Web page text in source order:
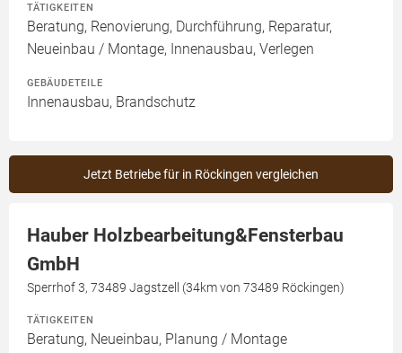
TÄTIGKEITEN
Beratung, Renovierung, Durchführung, Reparatur,
Neueinbau / Montage, Innenausbau, Verlegen
GEBÄUDETEILE
Innenausbau, Brandschutz
Jetzt Betriebe für in Röckingen vergleichen
Hauber Holzbearbeitung&Fensterbau
GmbH
Sperrhof 3, 73489 Jagstzell (34km von 73489 Röckingen)
TÄTIGKEITEN
Beratung, Neueinbau, Planung / Montage